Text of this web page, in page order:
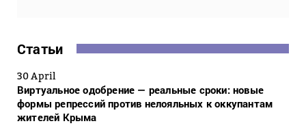
Статьи
30 April
Виртуальное одобрение — реальные сроки: новые
формы репрессий против нелояльных к оккупантам
жителей Крыма